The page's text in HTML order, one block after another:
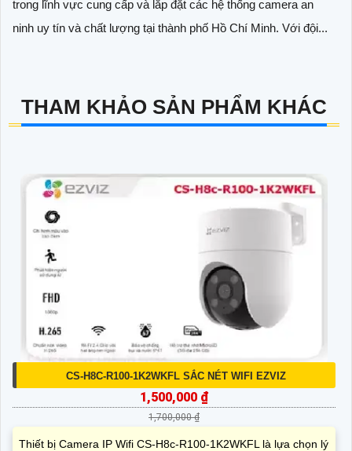
trong lĩnh vực cung cấp và lắp đặt các hệ thống camera an
ninh uy tín và chất lượng tại thành phố Hồ Chí Minh. Với đội...
THAM KHẢO SẢN PHẨM KHÁC
CS-H8C-R100-1K2WKFL SẮC NÉT WIFI EZVIZ
1,500,000 ₫
1,700,000 ₫
Thiết bị Camera IP Wifi CS-H8c-R100-1K2WKFL là lựa chọn lý